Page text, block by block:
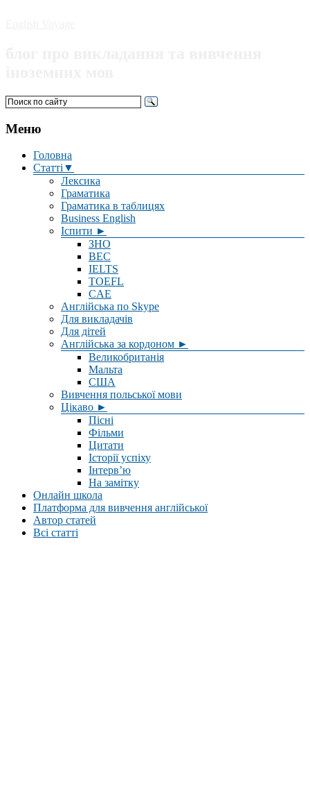
Меню
Головна
Статті▼
Лексика
Граматика
Граматика в таблицях
Business English
Іспити ►
ЗНО
BEC
IELTS
TOEFL
CAE
Англійська по Skype
Для викладачів
Для дітей
Англійська за кордоном ►
Великобританія
Мальта
США
Вивчення польської мови
Цікаво ►
Пісні
Фільми
Цитати
Історії успіху
Інтерв’ю
На замітку
Онлайн школа
Платформа для вивчення англійської
Автор статей
Всі статті